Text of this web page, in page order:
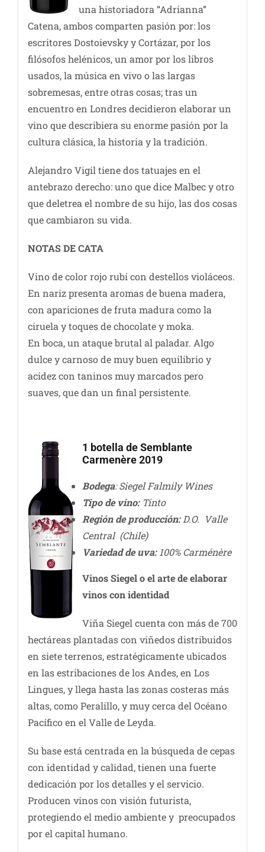
una historiadora “Adrianna”
Catena, ambos comparten pasión por: los
escritores Dostoievsky y Cortázar, por los
filósofos helénicos, un amor por los libros
usados, la música en vivo o las largas
sobremesas, entre otras cosas; tras un
encuentro en Londres decidieron elaborar un
vino que describiera su enorme pasión por la
cultura clásica, la historia y la tradición.
Alejandro Vigil tiene dos tatuajes en el
antebrazo derecho: uno que dice Malbec y otro
que deletrea el nombre de su hijo, las dos cosas
que cambiaron su vida.
NOTAS DE CATA
Vino de color rojo rubí con destellos violáceos.
En nariz presenta aromas de buena madera,
con apariciones de fruta madura como la
ciruela y toques de chocolate y moka.
En boca, un ataque brutal al paladar. Algo
dulce y carnoso de muy buen equilibrio y
acidez con taninos muy marcados pero
suaves, que dan un final persistente.
1 botella de Semblante
Carmenère 2019
Bodega: Siegel Falmily Wines
Tipo de vino:Tinto
Región de producción:D.O. Valle
Central (Chile)
Variedad de uva:100% Carménère
Vinos Siegel o el arte de elaborar
vinos con identidad
Viña Siegel cuenta con más de 700
hectáreas plantadas con viñedos distribuidos
en siete terrenos, estratégicamente ubicados
en las estribaciones de los Andes, en Los
Lingues, y llega hasta las zonas costeras más
altas, como Peralillo, y muy cerca del Océano
Pacífico en el Valle de Leyda.
Su base está centrada en la búsqueda de cepas
con identidad y calidad, tienen una fuerte
dedicación por los detalles y el servicio.
Producen vinos con visión futurista,
protegiendo el medio ambiente y preocupados
por el capital humano.